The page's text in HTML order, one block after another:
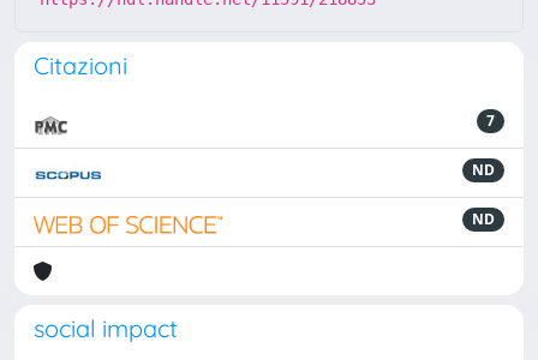
Citazioni
7
ND
ND
social impact